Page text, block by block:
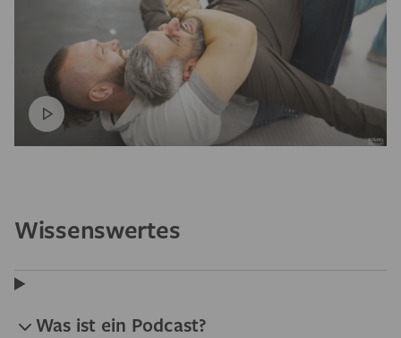
Wissenswertes
Was ist ein Podcast?